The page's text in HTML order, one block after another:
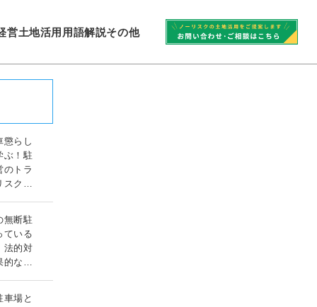
営土地活用 用語解説その他
懲らし
ぶ！駐
のトラ
ク対
無断駐
ている
法的対
な対
車場と